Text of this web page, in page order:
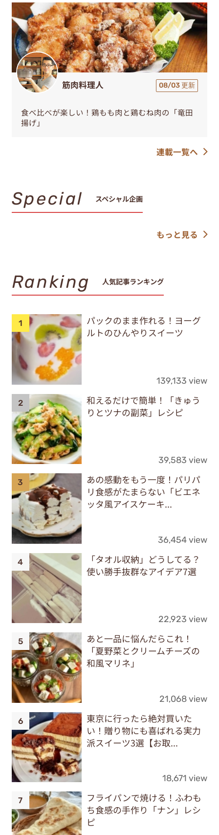
筋肉料理人 08/03 更新
食べ比べが楽しい！鶏もも肉と鶏むね肉の「竜田
揚げ」
連載一覧へ
Special スペシャル企画
もっと見る
Ranking 人気記事ランキング
パックのまま作れる！ヨーグ
ルトのひんやりスイーツ
139,133 view
和えるだけで簡単！「きゅう
りとツナの副菜」レシピ
39,583 view
あの感動をもう一度！パリパ
リ食感がたまらない「ビエネ
ッタ風アイスケーキ...
36,454 view
「タオル収納」どうしてる？
使い勝手抜群なアイデア7選
22,923 view
あと一品に悩んだらこれ！
「夏野菜とクリームチーズの
和風マリネ」
21,068 view
東京に行ったら絶対買いた
い！贈り物にも喜ばれる実力
派スイーツ3選【お取...
18,671 view
フライパンで焼ける！ふわも
ち食感の手作り「ナン」レシ
ピ